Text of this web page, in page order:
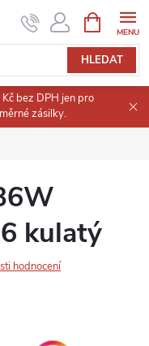
HLEDAT
NÁKUPNÍ
KOŠÍK
bez DPH jen pro
zásilky.
kulatý
hodnocení